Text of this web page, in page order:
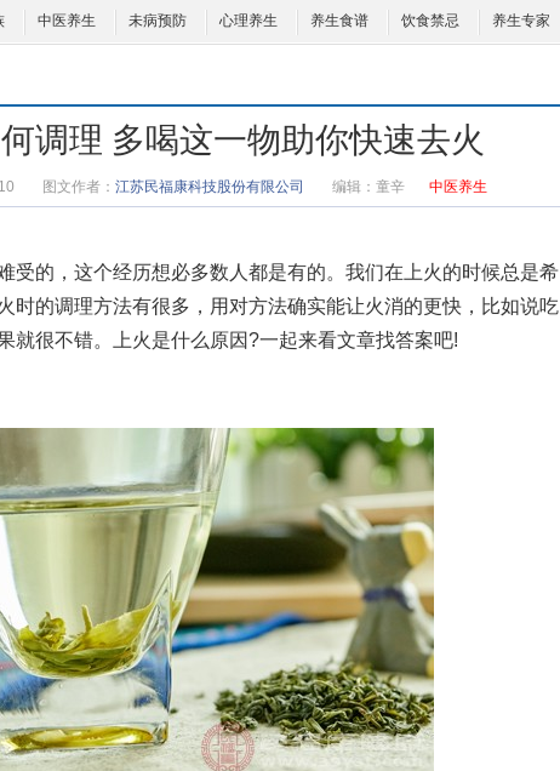
中医养生 未病预防 心理养生 养生食谱 饮食禁忌 养生专家
何调理 多喝这一物助你快速去火
图文作者： 江苏民福康科技股份有限公司 编辑： 童辛 中医养生
的，这个经历想必多数人都是有的。我们在上火的时候总是希
时的调理方法有很多，用对方法确实能让火消的更快，比如说吃
就很不错。
上火是什么原因?一起来看文章找答案吧!